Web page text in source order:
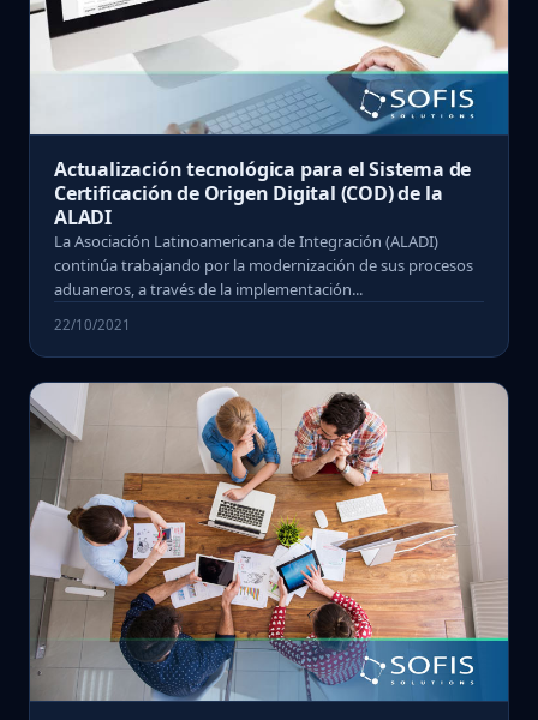
Actualización tecnológica para el Sistema de
Certificación de Origen Digital (COD) de la
ALADI
La Asociación Latinoamericana de Integración (ALADI)
continúa trabajando por la modernización de sus procesos
aduaneros, a través de la implementación...
22/10/2021